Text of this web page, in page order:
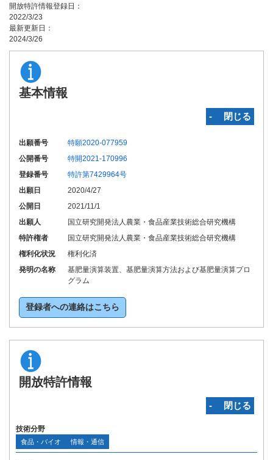
開放特許情報登録日：
2022/3/23
最新更新日：
2024/3/26
基本情報
‐ 閉じる
出願番号
特願2020-077959
公開番号
特開2021-170996
登録番号
特許第7429964号
出願日
2020/4/27
公開日
2021/11/1
出願人
国立研究開発法人農業・食品産業技術総合研究機構
特許権者
国立研究開発法人農業・食品産業技術総合研究機構
権利化状況
権利化済
発明の名称
基肥量演算装置、基肥量演算方法および基肥量演算プロ
グラム
登録者への連絡はこちら
開放特許情報
‐ 閉じる
技術分野
食品・バイオ 情報・通信